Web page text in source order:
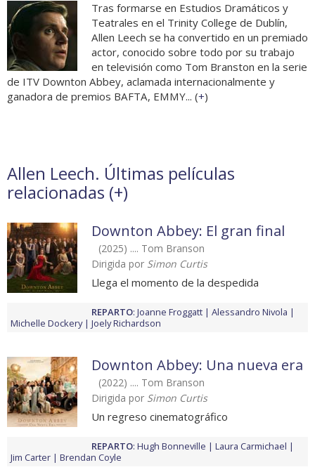
Tras formarse en Estudios Dramáticos y
Teatrales en el Trinity College de Dublín,
Allen Leech se ha convertido en un premiado
actor, conocido sobre todo por su trabajo
en televisión como Tom Branston en la serie
de ITV Downton Abbey, aclamada internacionalmente y
ganadora de premios BAFTA, EMMY... (+)
Allen Leech. Últimas películas
relacionadas (+)
Downton Abbey: El gran final
(2025) .... Tom Branson
Dirigida por Simon Curtis
Llega el momento de la despedida
REPARTO: Joanne Froggatt
Alessandro Nivola
Michelle Dockery
Joely Richardson
Downton Abbey: Una nueva era
(2022) .... Tom Branson
Dirigida por Simon Curtis
Un regreso cinematográfico
REPARTO: Hugh Bonneville
Laura Carmichael
Jim Carter
Brendan Coyle